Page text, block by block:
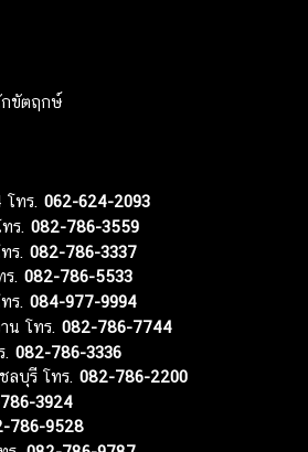
กขัตฤกษ์
ทร. 062-624-2093
ร. 082-786-3559
ร. 082-786-3337
. 082-786-5533
ร. 084-977-9994
น โทร. 082-786-7744
082-786-3336
ลบุรี โทร. 082-786-2200
3924
786-9528